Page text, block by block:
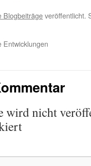
Blogbeiträgeveröffentlicht.
Entwicklungen
wird nicht